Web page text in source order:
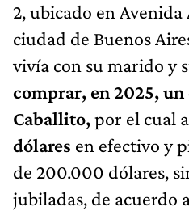
2, ubicado en Avenida
ciudad de Buenos
vivía con su marido y
comprar, en 2025,
Caballito,por el cual
dólares en efectivo y
de 200.000 dólares,
jubiladas, de acuerdo